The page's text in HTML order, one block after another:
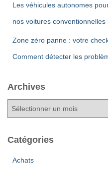
Les véhicules autonomes
nos voitures conventionnelles
Zone zéro panne : votre
Comment détecter les
Archives
h
Catégories
Achats